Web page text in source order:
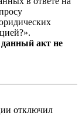
акт не
отключил